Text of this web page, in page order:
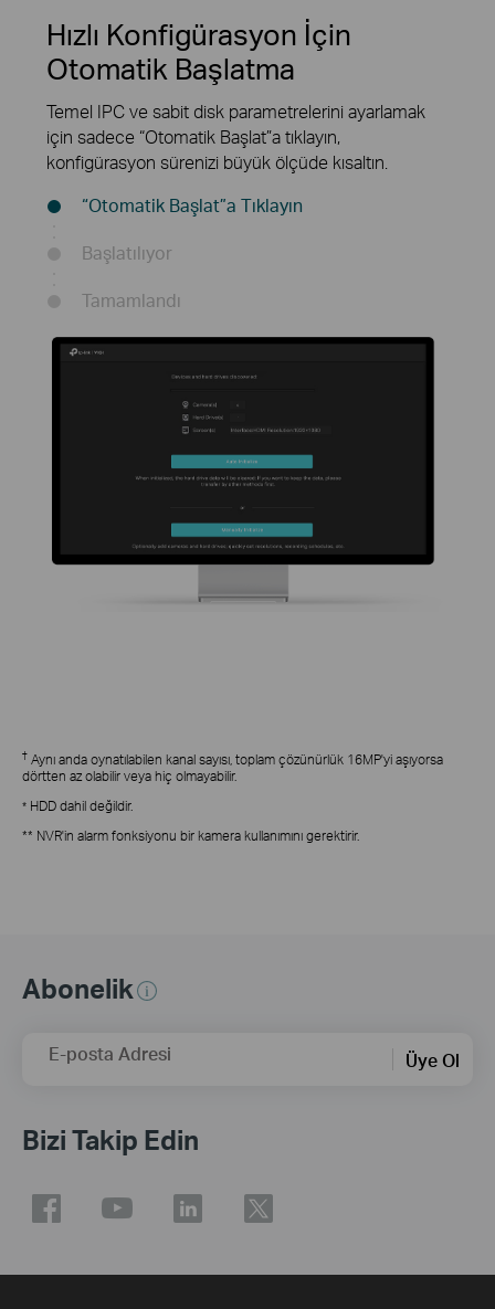
Hızlı Konfigürasyon İçin
Otomatik Başlatma
Temel IPC ve sabit disk parametrelerini ayarlamak
için sadece “Otomatik Başlat”a tıklayın,
konfigürasyon sürenizi büyük ölçüde kısaltın.
“Otomatik Başlat”a Tıklayın
Başlatılıyor
Tamamlandı
† Aynı anda oynatılabilen kanal sayısı, toplam çözünürlük 16MP'yi aşıyorsa
dörtten az olabilir veya hiç olmayabilir.
* HDD dahil değildir.
** NVR'in alarm fonksiyonu bir kamera kullanımını gerektirir.
Abonelik
E-posta Adresi Üye Ol
Bizi Takip Edin